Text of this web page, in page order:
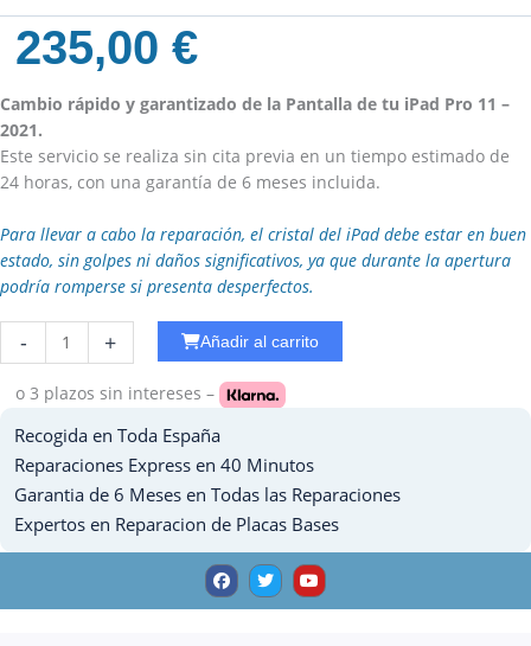
235,00€
Cambio rápido y garantizado de la Pantalla de tu iPad Pro 11 –
2021.
Este servicio se realiza sin cita previa en un tiempo estimado de
24 horas, con una garantía de 6 meses incluida.
Para llevar a cabo la reparación, el cristal del iPad debe estar en buen
estado, sin golpes ni daños significativos, ya que durante la apertura
podría romperse si presenta desperfectos.
-
Placa
Base
2021
cantidad
+ Añadir al carrito
o 3 plazos sin intereses –
Recogida en Toda España
Reparaciones Express en 40 Minutos
Garantia de 6 Meses en Todas las Reparaciones
Expertos en Reparacion de Placas Bases
F
a
c
e
T
w
i
t
Y
o
u
t